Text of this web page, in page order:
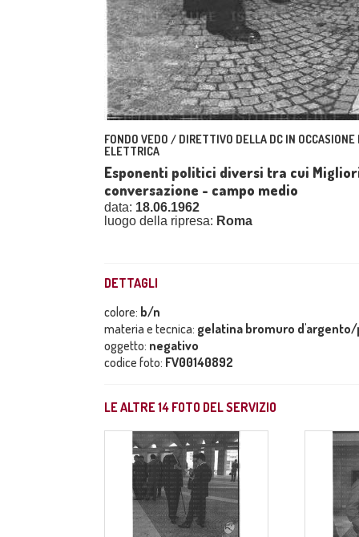
FONDO VEDO / DIRETTIVO DELLA DC IN
ELETTRICA
Esponenti politici diversi tra cui
conversazione - campo medio
data: 18.06.1962
luogo della ripresa: Roma
DETTAGLI
colore: b/n
materia e tecnica: gelatina bromuro
oggetto: negativo
codice foto: FV00140892
LE ALTRE14 FOTO DEL SERVIZIO